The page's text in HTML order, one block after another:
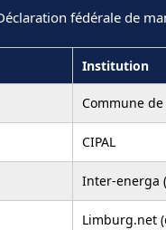
fédérale de
Institution
Commune
CIPAL
Inter-energa
Limburg.net